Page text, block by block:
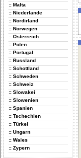
:: Malta
:: Niederlande
:: Nordirland
:: Norwegen
:: Österreich
:: Polen
:: Portugal
:: Russland
:: Schottland
:: Schweden
:: Schweiz
:: Slowakei
:: Slowenien
:: Spanien
:: Tschechien
:: Türkei
:: Ungarn
:: Wales
:: Zypern